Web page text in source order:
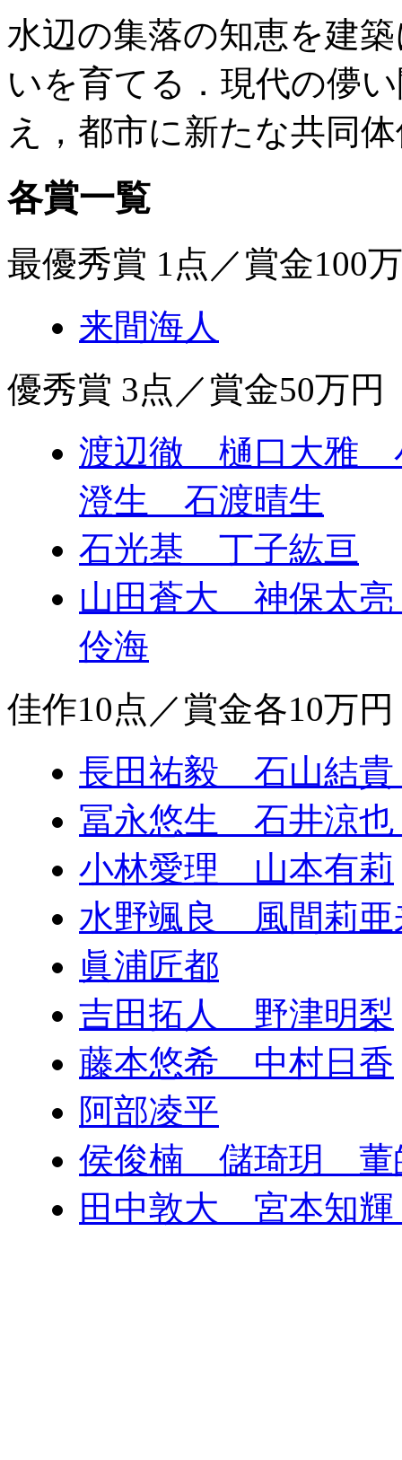
水辺の集落の知恵を建
いを育てる．現代の儚
え，都市に新たな共同
各賞一覧
最優秀賞 1点／賞金100
来間海人
優秀賞 3点／賞金50万円
渡辺徹 樋口大雅
澄生 石渡晴生
石光基 丁子紘亘
山田蒼大 神保太
伶海
佳作10点／賞金各10万
長田祐毅 石山結
冨永悠生 石井涼
小林愛理 山本有莉
水野颯良 ⾵間莉
眞浦匠都
吉田拓人 野津明梨
藤本悠希 中村日香
阿部凌平
侯俊楠 儲琦玥 董
田中敦大 宮本知